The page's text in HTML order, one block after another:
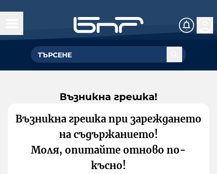
Възникна грешка!
Възникна грешка при зареждането
на съдържанието!
Моля, опитайте отново по-
късно!